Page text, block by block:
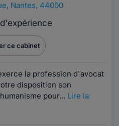
, Nantes, 44000
ce cabinet
la profession d'avocat
disposition son
pour... Lire la